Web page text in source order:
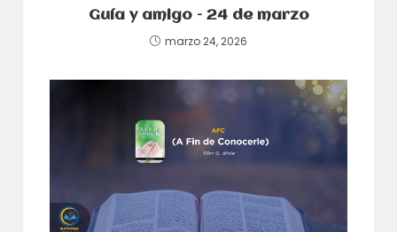
Guía y amigo – 24 de marzo
marzo 24, 2026